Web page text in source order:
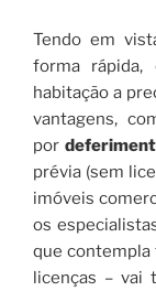
Tendo em
forma
habitação a
vantagens,
por
prévia (sem
imóveis
os
que contempla
licenças – vai